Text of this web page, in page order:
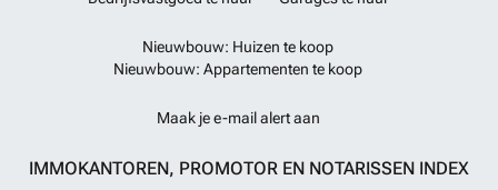
Nieuwbouw: Huizen te koop
Nieuwbouw: Appartementen te koop
Maak je e-mail alert aan
IMMOKANTOREN, PROMOTOR EN NOTARISSEN INDEX